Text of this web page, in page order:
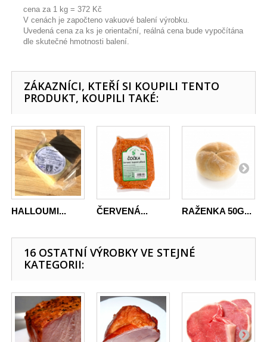
cena za 1 kg = 372 Kč
V cenách je započteno vakuové balení výrobku.
Uvedená cena za ks je orientační, reálná cena bude vypočítána
dle skutečné hmotnosti balení.
ZÁKAZNÍCI, KTEŘÍ SI KOUPILI TENTO
PRODUKT, KOUPILI TAKÉ:
HALLOUMI... ČERVENÁ... RAŽENKA 50G...
16 OSTATNÍ VÝROBKY VE STEJNÉ
KATEGORII: